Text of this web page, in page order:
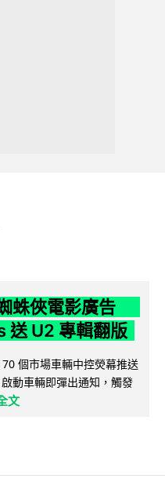
蛛俠電影廣告
送 U2 專輯翻版
個市場車輛中控熒幕推送
動車輛即彈出通知，觸發
文